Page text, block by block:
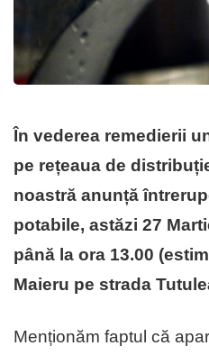
În vederea remedierii
pe rețeaua de
noastră anunță
potabile, astăzi 27
până la ora 13.00
Maieru pe strada
Menționăm faptul că